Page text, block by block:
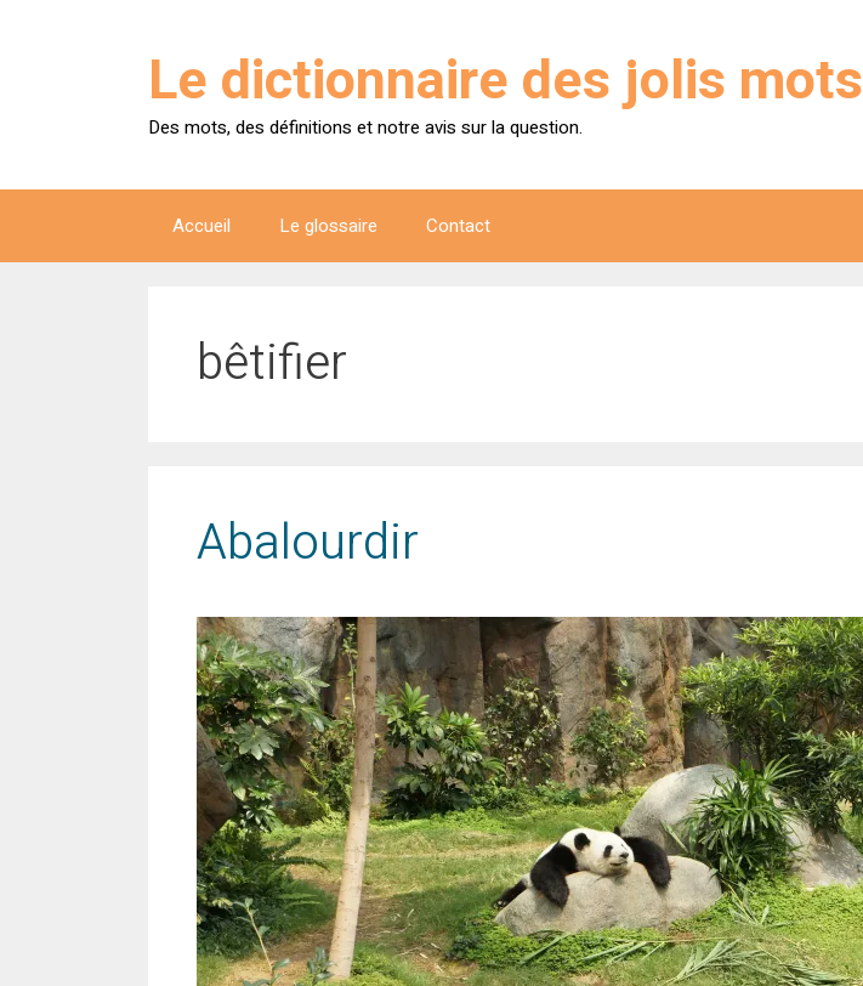
Le dictionnaire des jolis mots
Des mots, des définitions et notre avis sur la question.
Accueil Le glossaire Contact
bêtifier
Abalourdir